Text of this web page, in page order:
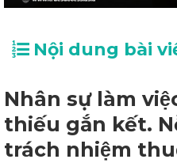
Nội dung bài
Nhân sự làm
thiếu gắn kết.
trách nhiệm